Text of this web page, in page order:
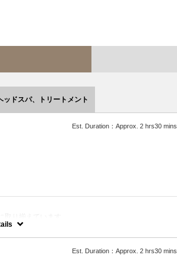
ッドスパ、トリートメント
Est. Duration：Approx. 2 hrs30 mins
Est. Duration：Approx. 2 hrs30 mins